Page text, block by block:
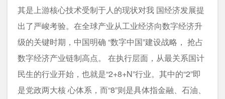
其是上游核心技术受制于人的现状对我 国经济发展提
出了严峻考验。在全球产业从工业经济向数字经济升
级的关键时期，中国明确 “数字中国”建设战略， 抢占
数字经济产业链制高点。 在执行层面，从最关系国计
民生的行业开始，也就是“2+8+N”行业。其中的“2”即
是党政两大核 心体系，而“8”则是具体指金融、石油、